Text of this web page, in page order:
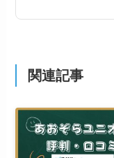
関連記事